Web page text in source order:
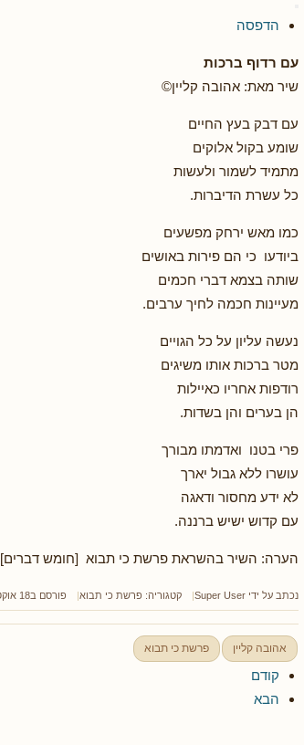
הדפסה
עם רדוף ברכות
שיר מאת: אהובה קליין©
עם דבק בעץ החיים
שומע בקול אלוקים
מתמיד לשמור ולעשות
כל עשרת הדיברות.
כמו מאש ירחק מפשעים
ביודעו כי הם פירות באושים
שותה בצמא דברי חכמים
מעיינות חכמה לחיך ערבים.
נעשה עליון על כל הגויים
מטר ברכות אותו משיגים
רודפות אחריו כאיילות
הן בערים והן בשדות.
פרי בטנו ואדמתו מבורך
עושרו ללא גבול יארך
לא ידע מחסור ודאגה
עם קדוש ישיש ברננה.
הערה: השיר בהשראת פרשת כי תבוא [חומש דברים]
נכתב על ידי Super User קטגוריה: פרשת כי תבוא פורסם ב18 אוקטובר 2020
אהובה קליין פרשת כי תבוא
קודם
הבא